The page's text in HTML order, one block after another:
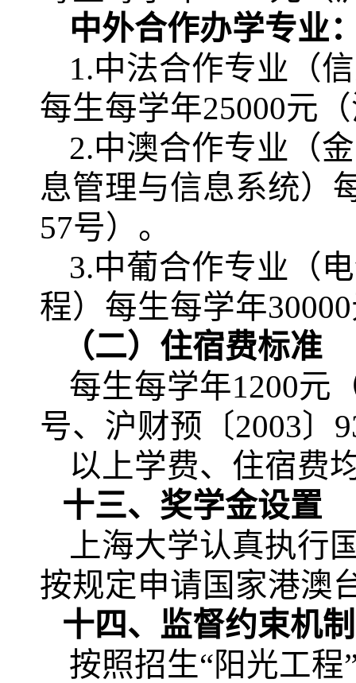
中外合作办学专业
1.中法合作专业（
每生每学年25000元
2.中澳合作专业（
息管理与信息系统）
57号）。
3.中葡合作专业（
程）每生每学年
（二）住宿费标准
每生每学年1200元
号、沪财预〔2003〕
以上学费、住宿费
十三、奖学金设置
上海大学认真执行
按规定申请国家港澳
十四、监督约束机
按照招生“阳光工